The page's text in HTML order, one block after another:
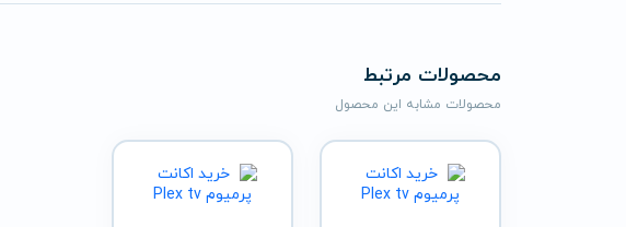
محصولات مرتبط
محصولات مشابه این محصول